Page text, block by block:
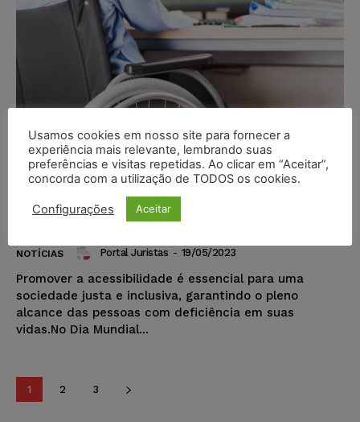
Acessibilidade: adequações
garantem a inclusão e a prática
da equidade para as pessoas com
deficiência
NOTÍCIAS Portal Juristas - 19/05/2023
Promover a acessibilidade é essencial para uma
sociedade justa e inclusiva, garantindo o pleno
alcance das pessoas com deficiência em suas
vidas.No Dia Mundial...
1 2 3
Usamos cookies em nosso site para fornecer a
experiência mais relevante, lembrando suas
preferências e visitas repetidas. Ao clicar em “Aceitar”,
concorda com a utilização de TODOS os cookies.
Configurações Aceitar